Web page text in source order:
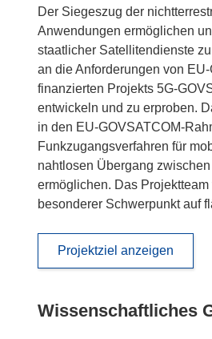
Der Siegeszug der
Anwendungen ermöglichen
staatlicher Satellitendienste
an die Anforderungen von
finanzierten Projekts 5G-
entwickeln und zu erproben.
in den EU-GOVSATCOM-
Funkzugangsverfahren für
nahtlosen Übergang
ermöglichen. Das
besonderer Schwerpunkt auf
Projektziel anzeigen
Wissenschaftliches